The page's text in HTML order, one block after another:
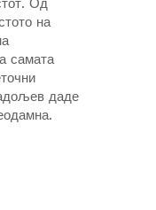
Од
на
самата
даде